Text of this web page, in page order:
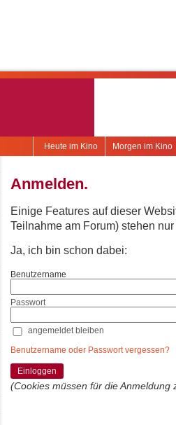
Morgen im Kino
Heute im Kino
Anmelden.
Einige Features auf dieser
Teilnahme am Forum) stehen
Ja, ich bin schon dabei:
Benutzername
Passwort
angemeldet bleiben
Benutzername oder Passwort vergessen?
Einloggen
(Cookies müssen für die Anmeldung